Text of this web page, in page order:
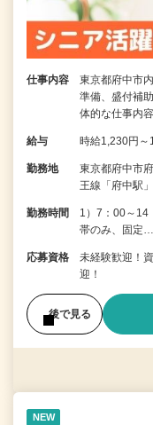
仕事内容
東京都府中市
準備、盛付補
体的な仕事内
給与 時給1,230円～
勤務地
東京都府中市
王線「府中駅
勤務時間
1）7：00～14
帯のみ、固定…
応募資格
未経験歓迎！
迎！
後で見る
NEW